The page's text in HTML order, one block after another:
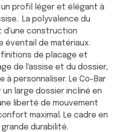
profil léger et élégant à
La polyvalence du
d'une construction
éventail de matériaux.
de placage et
de l'assise et du dossier,
personnaliser. Le Co-Bar
large dossier incliné en
liberté de mouvement
maximal. Le cadre en
durabilité.